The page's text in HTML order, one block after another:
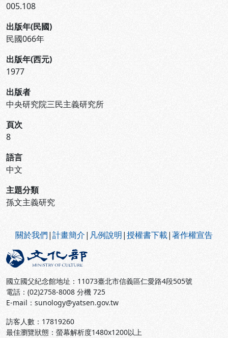
005.108
出版年(民國)
民國066年
出版年(西元)
1977
出版者
中央研究院三民主義研究所
頁次
8
語言
中文
主題分類
孫文主義研究
關於我們|計畫簡介| 凡例說明|授權書下載|著作權宣告
國立國父紀念館地址：11073臺北市信義區仁愛路4段505號
電話：(02)2758-8008 分機 725
E-mail：sunology@yatsen.gov.tw
訪客人數： 17819260
最佳瀏覽狀態：螢幕解析度1480x1200以上